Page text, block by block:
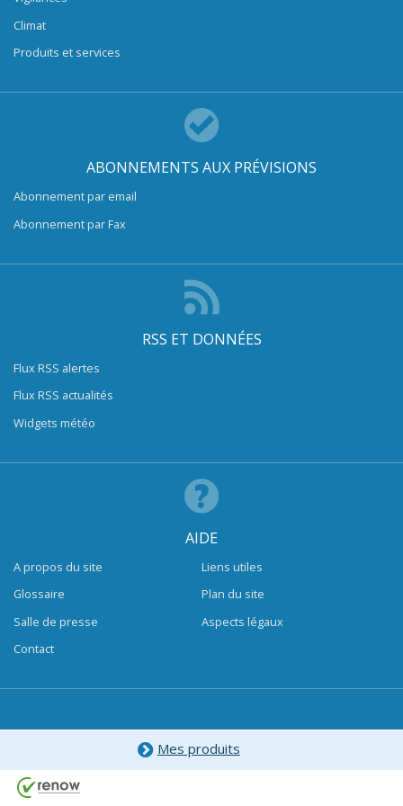
Climat
Produits et services
ABONNEMENTS AUX PRÉVISIONS
Abonnement par email
Abonnement par Fax
RSS ET DONNÉES
Flux RSS alertes
Flux RSS actualités
Widgets météo
AIDE
A propos du site
Glossaire
Salle de presse
Contact
Liens utiles
Plan du site
Aspects légaux
Mes produits